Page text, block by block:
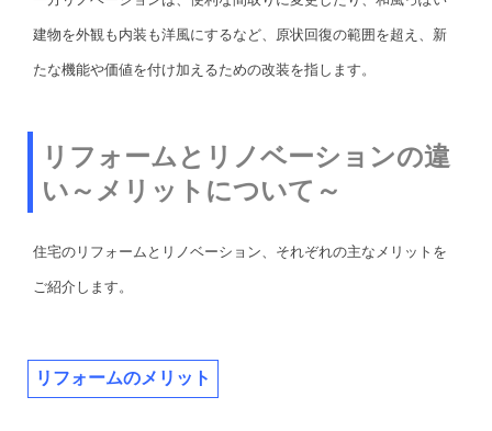
建物を外観も内装も洋風にするなど、原状回復の範囲を超え、新
たな機能や価値を付け加えるための改装を指します。
リフォームとリノベーションの違
い～メリットについて～
住宅のリフォームとリノベーション、それぞれの主なメリットを
ご紹介します。
リフォームのメリット